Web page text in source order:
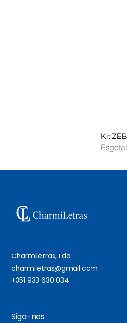
Kit
Charmiletras, Lda
charmiletras@gmail.com
+351 933 630 034
Siga-nos